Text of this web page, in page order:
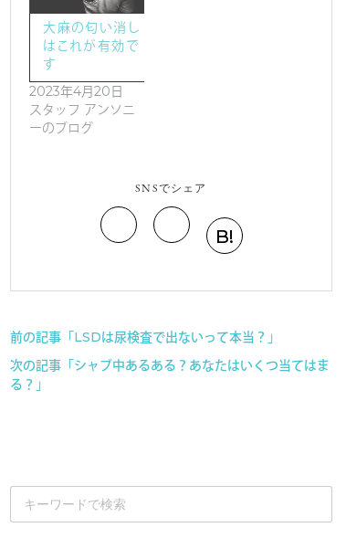
大麻の匂い消し
はこれが有効で
す
2023年4月20日
スタッフ アンソニ
ーのブログ
SNSでシェア
B!
前の記事「LSDは尿検査で出ないって本当？」
次の記事「シャブ中あるある？あなたはいくつ当てはま
る？」